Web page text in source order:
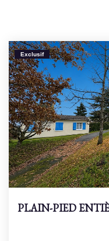
Exclusif